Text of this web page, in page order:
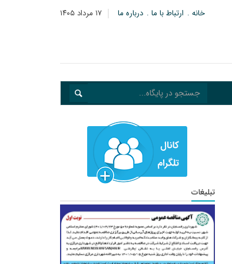
۱۷ مرداد ۱۴۰۵ خانه ارتباط با ما درباره ما
تبلیغات